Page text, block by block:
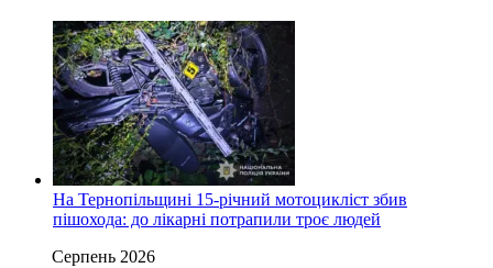
На Тернопільщині 15-річний мотоцикліст збив
пішохода: до лікарні потрапили троє людей
Серпень 2026